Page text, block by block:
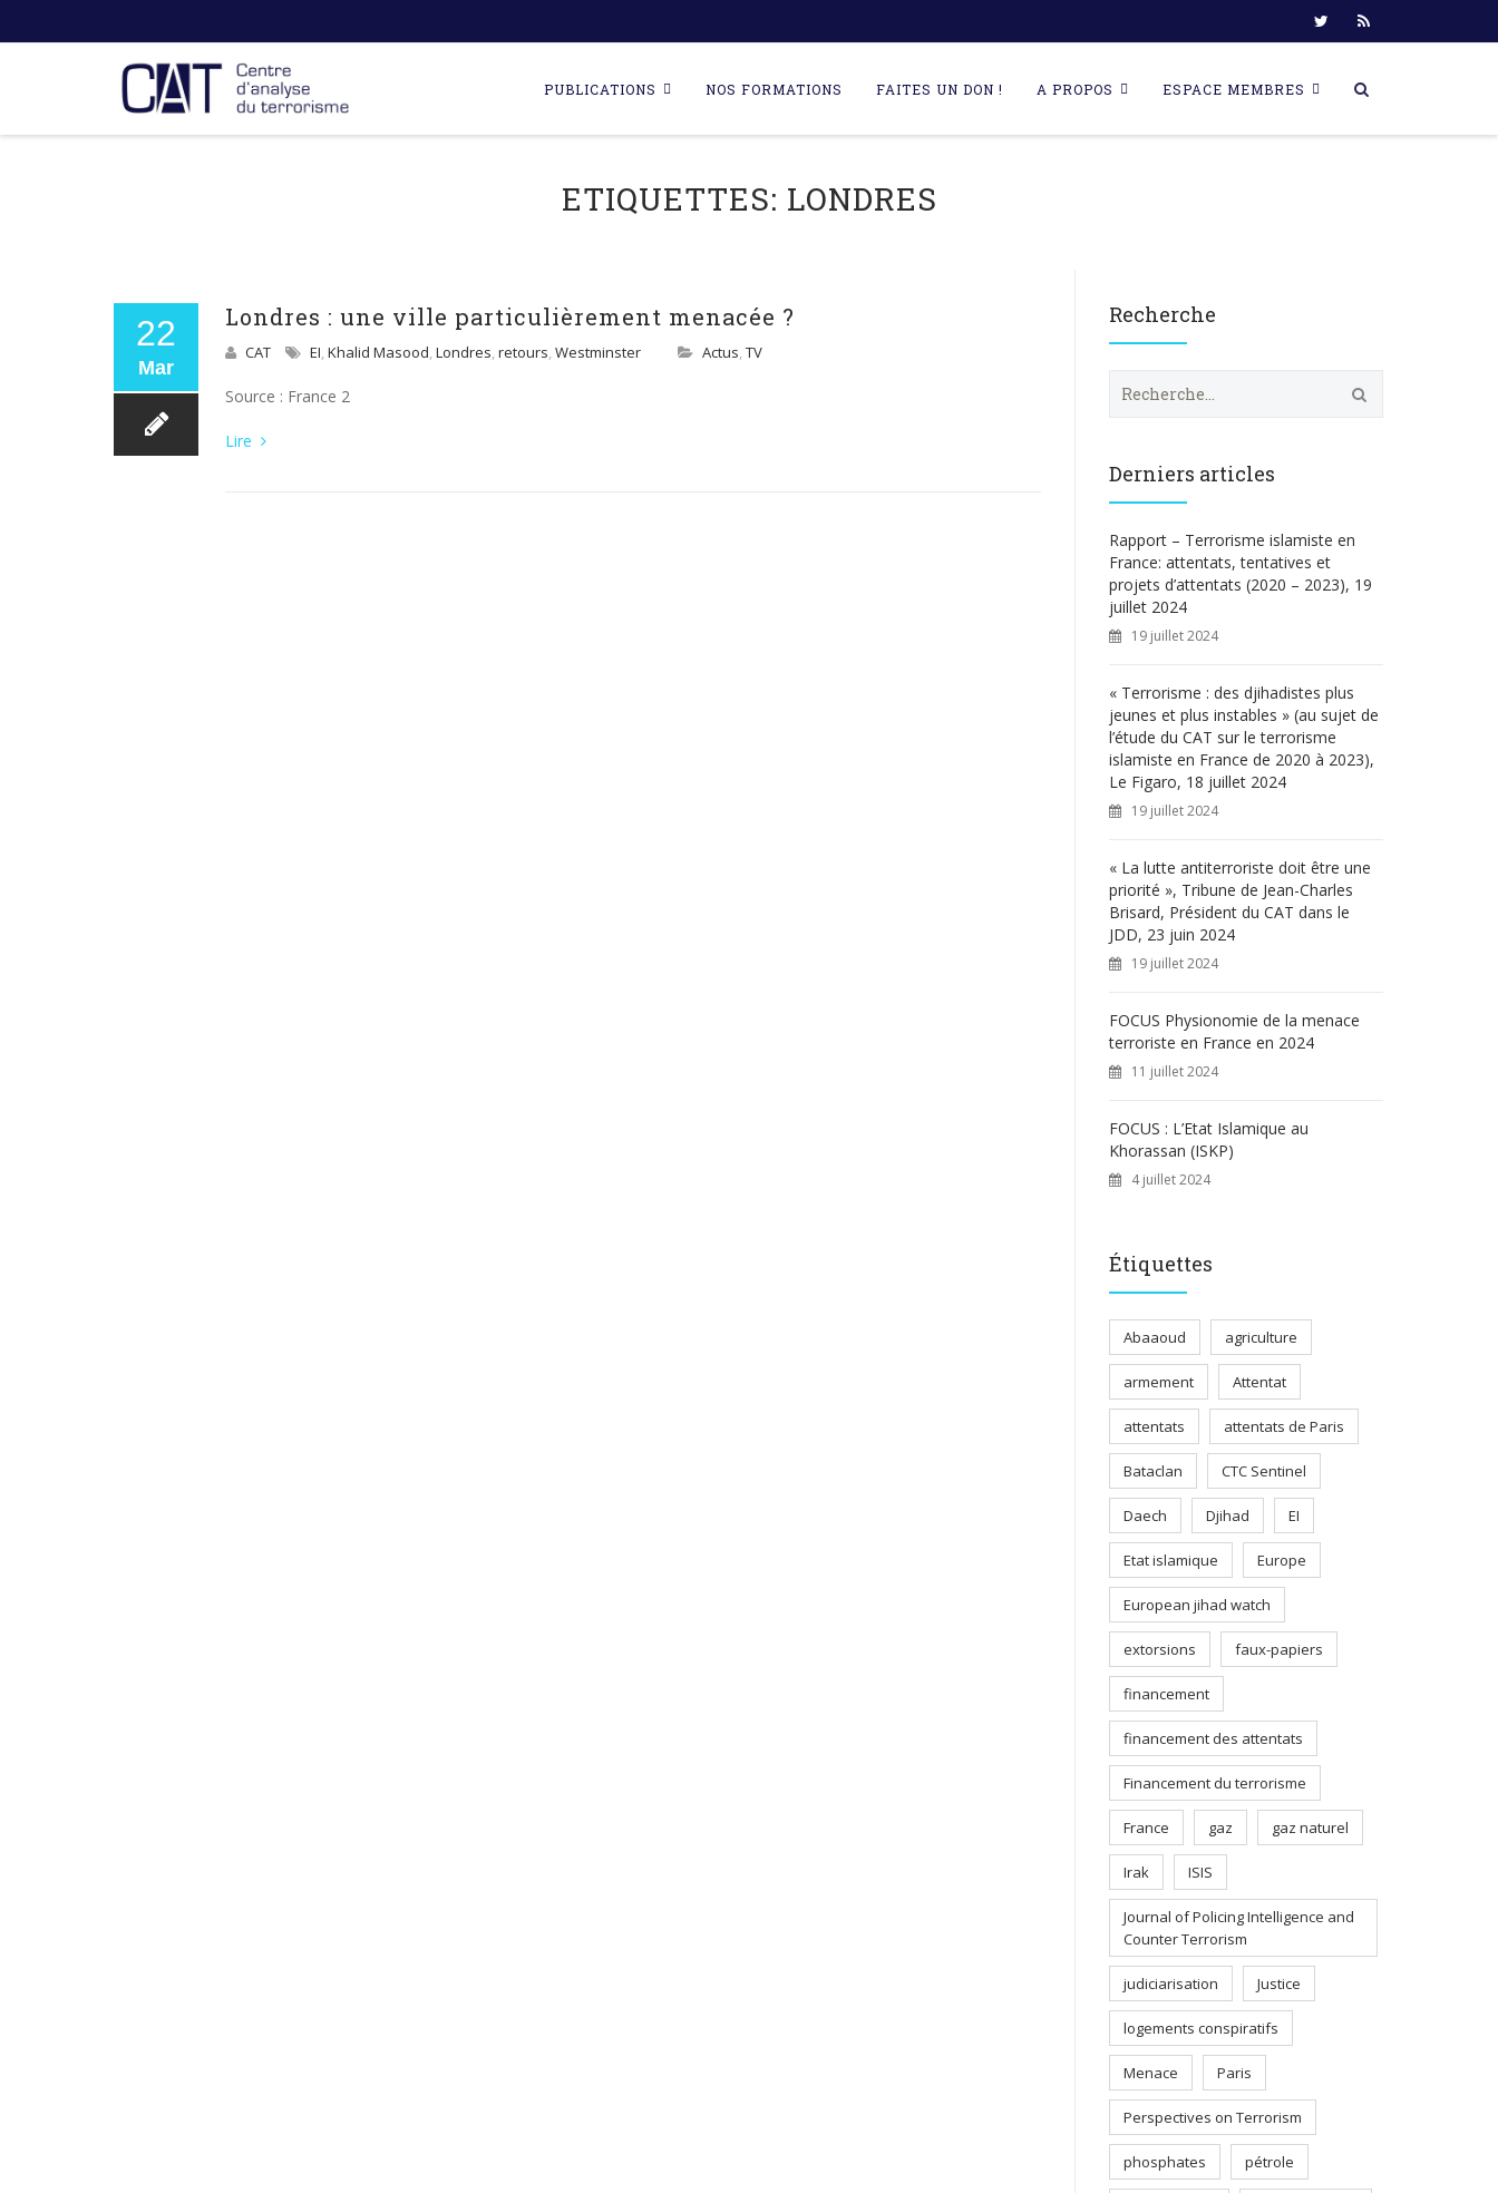
content
PUBLICATIONS NOS FORMATIONS FAITES UN DON ! A PROPOS ESPACE MEMBRES
ETIQUETTES: LONDRES
22
Mar
Londres : une ville particulièrement menacée ?
CAT EI, Khalid Masood, Londres, retours, Westminster Actus, TV
Source : France 2
Lire
Recherche
e
h
e
r
:
Derniers articles
Rapport – Terrorisme islamiste en
France: attentats, tentatives et
projets d’attentats (2020 – 2023), 19
juillet 2024
19 juillet 2024
« Terrorisme : des djihadistes plus
jeunes et plus instables » (au sujet de
l’étude du CAT sur le terrorisme
islamiste en France de 2020 à 2023),
Le Figaro, 18 juillet 2024
19 juillet 2024
« La lutte antiterroriste doit être une
priorité », Tribune de Jean-Charles
Brisard, Président du CAT dans le
JDD, 23 juin 2024
19 juillet 2024
FOCUS Physionomie de la menace
terroriste en France en 2024
11 juillet 2024
FOCUS : L’Etat Islamique au
Khorassan (ISKP)
4 juillet 2024
Étiquettes
Abaaoud agriculture
armement Attentat
attentats attentats de Paris
Bataclan CTC Sentinel
Daech Djihad EI
Etat islamique Europe
European jihad watch
extorsions faux-papiers
financement
financement des attentats
Financement du terrorisme
France gaz gaz naturel
Irak ISIS
Journal of Policing Intelligence and
Counter Terrorism
judiciarisation Justice
logements conspiratifs
Menace Paris
Perspectives on Terrorism
phosphates pétrole